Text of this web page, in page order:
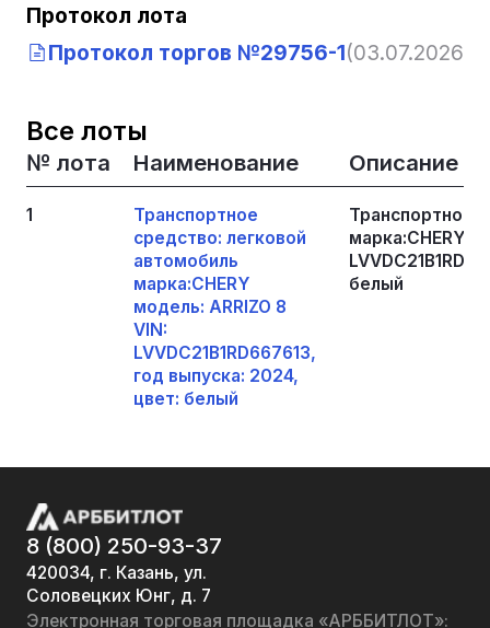
Протокол лота
Протокол торгов №29756-1(03.07.2026,
Все лоты
№ лота Наименование Описание
1
Транспортное
средство: легковой
автомобиль
марка:CHERY
модель: ARRIZO 8
VIN:
LVVDC21B1RD667613,
год выпуска: 2024,
цвет: белый
Транспортное
марка:CHERY
белый
8 (800) 250-93-37
420034, г. Казань, ул.
Соловецких Юнг, д. 7
Электронная торговая площадка «АРББИТЛОТ»: